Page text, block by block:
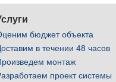
бюджет объекта
в течении 48 часов
монтаж
проект системы